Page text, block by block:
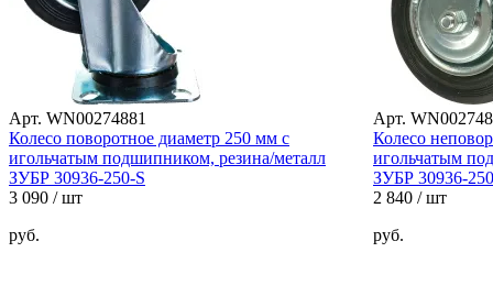
Арт. WN00274881
Колесо поворотное диаметр 250 мм с
игольчатым подшипником, резина/металл
ЗУБР 30936-250-S
3 090 / шт
руб.
Арт.
Колесо
игольчатым
ЗУБР 30936-
2 840 / шт
руб.